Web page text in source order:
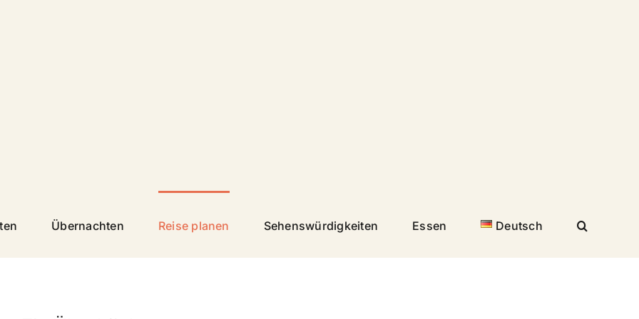
Übernachten Reise planen Sehenswürdigkeiten Essen Deutsch